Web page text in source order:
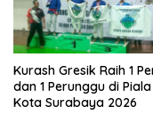
Kurash Gresik Raih 1
dan 1 Perunggu di
Kota Surabaya 2026